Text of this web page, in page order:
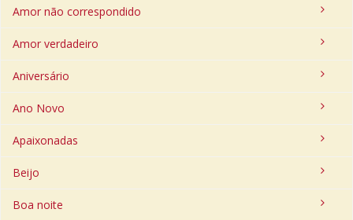
Amor não correspondido
Amor verdadeiro
Aniversário
Ano Novo
Apaixonadas
Beijo
Boa noite